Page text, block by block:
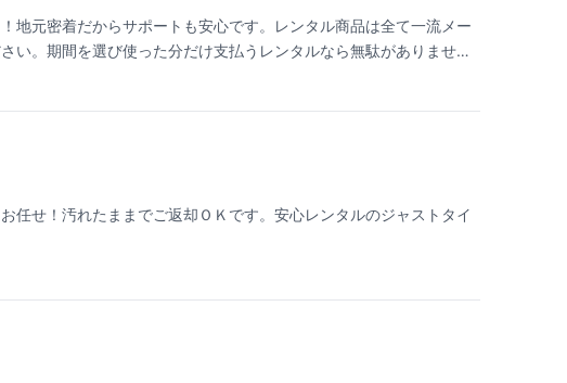
地元密着だからサポートも安心です。レンタル商品は全て一流メー
い。期間を選び使った分だけ支払うレンタルなら無駄がありませ
任せ！汚れたままでご返却ＯＫです。安心レンタルのジャストタイ